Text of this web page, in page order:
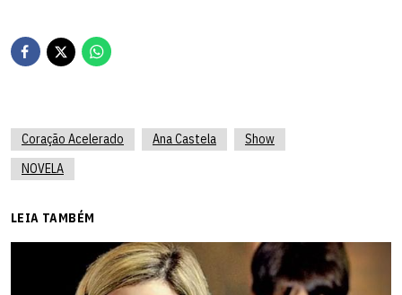
Coração Acelerado Ana Castela
Show
NOVELA
LEIA TAMBÉM